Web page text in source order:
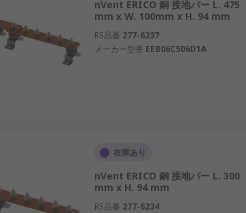
nVent ERICO 銅 接地バー L. 475
mm x W. 100mm x H. 94 mm
RS品番 277-6237
メーカー型番 EEB06C506D1A
在庫あり
nVent ERICO 銅 接地バー L. 300
mm x H. 94 mm
RS品番 277-6234